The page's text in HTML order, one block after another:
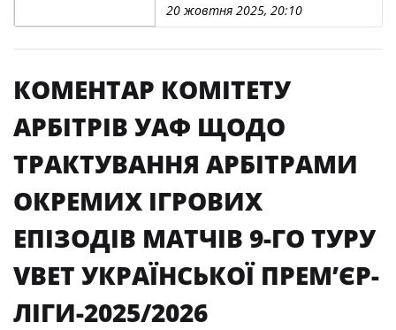
20 жовтня 2025, 20:10
КОМЕНТАР КОМІТЕТУ
АРБІТРІВ УАФ ЩОДО
ТРАКТУВАННЯ АРБІТРАМИ
ОКРЕМИХ ІГРОВИХ
ЕПІЗОДІВ МАТЧІВ 9-ГО ТУРУ
VBET УКРАЇНСЬКОЇ ПРЕМʼЄР-
ЛІГИ-2025/2026